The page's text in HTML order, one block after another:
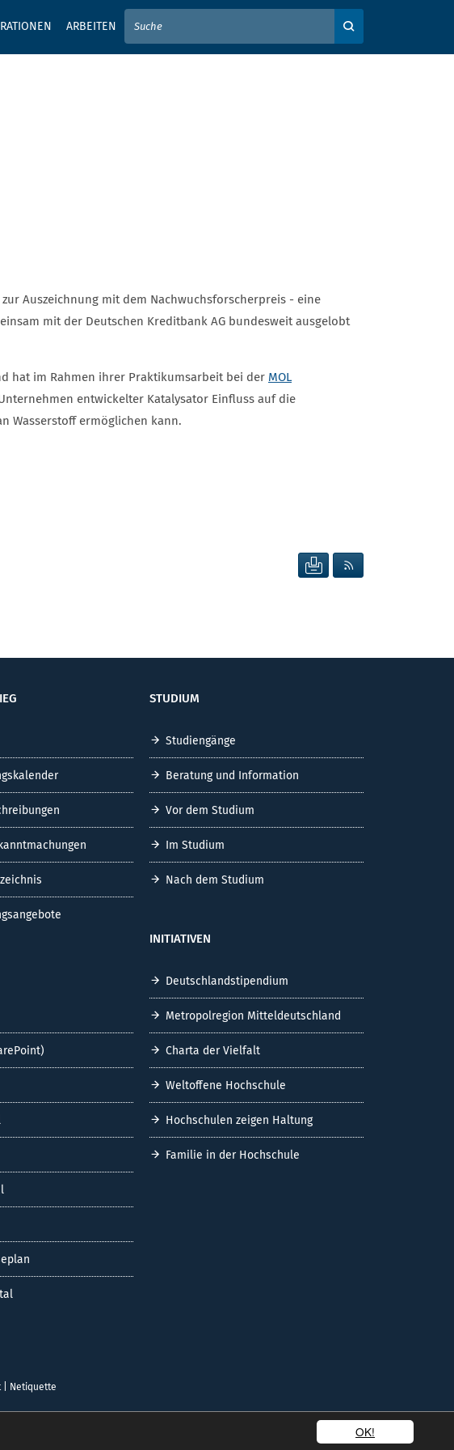
OK!
ARBEITEN
GEBEN SIE HIER IHREN SUCHBEGRIFF EIN
Auszeichnung mit dem Nachwuchsforscherpreis - eine
mit der Deutschen Kreditbank AG bundesweit ausgelobt
hat im Rahmen ihrer Praktikumsarbeit bei der MOL
entwickelter Katalysator Einfluss auf die
Wasserstoff ermöglichen kann.
SEITE DRUCKEN
STUDIUM
Studiengänge
Beratung und Information
Vor dem Studium
Im Studium
Nach dem Studium
INITIATIVEN
Deutschlandstipendium
Metropolregion Mitteldeutschland
Charta der Vielfalt
Weltoffene Hochschule
Hochschulen zeigen Haltung
Familie in der Hochschule
|
Netiquette